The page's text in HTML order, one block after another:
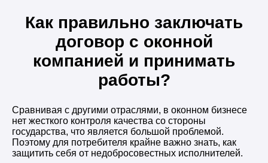
Как правильно заключать
договор с оконной
компанией и принимать
работы?
Сравнивая с другими отраслями, в оконном бизнесе
нет жесткого контроля качества со стороны
государства, что является большой проблемой.
Поэтому для потребителя крайне важно знать, как
защитить себя от недобросовестных исполнителей.